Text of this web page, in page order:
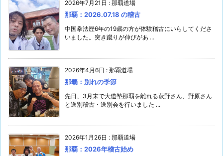
2026年7月21日 : 那覇道場
那覇：2026.07.18 の稽古
中国拳法歴6年の19歳の方が体験稽古にいらしてくださ
いました。突き蹴りが伸びがあ ...
2026年4月6日 : 那覇道場
那覇：別れの季節
先日、3月末で大道塾那覇を離れる萩野さん、野原さん
と送別稽古・送別会を行いました ...
2026年1月26日 : 那覇道場
那覇：2026年稽古始め